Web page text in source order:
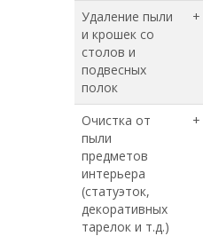
Удаление пыли
и крошек со
столов и
подвесных
полок
+
Очистка от
пыли
предметов
интерьера
(статуэток,
декоративных
тарелок и т.д.)
+